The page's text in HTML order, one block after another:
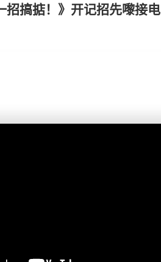
招搞掂！》开记招先嚟接电